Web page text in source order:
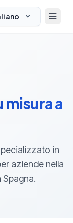
a
in
aziende nella
Spagna.